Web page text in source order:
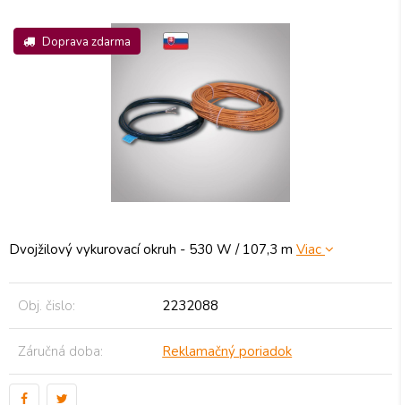
Doprava zdarma
Dvojžilový vykurovací okruh - 530 W / 107,3 m Viac
Obj. čislo: 2232088
Záručná doba: Reklamačný poriadok